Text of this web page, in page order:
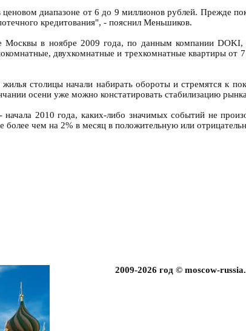
диапазоне от 6 до 9 миллионов рублей. Прежде
кредитования", - пояснил Меньшиков.
Москвы в ноябре 2009 года, по данным компании DOKI,
двухкомнатные и трехкомнатные квартиры
столицы начали набирать обороты и стремятся к
осени уже можно констатировать стабилизацию
2010 года, каких-либо значимых событий не
более чем на 2% в месяц в положительную или
2009-2026 год © moscow-